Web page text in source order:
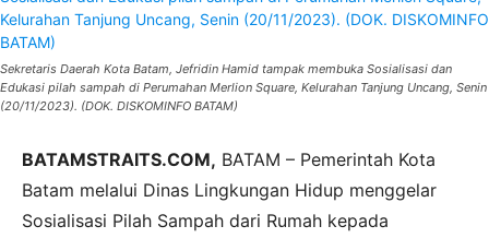
Sekretaris Daerah Kota Batam, Jefridin Hamid tampak membuka Sosialisasi dan
Edukasi pilah sampah di Perumahan Merlion Square, Kelurahan Tanjung Uncang, Senin
(20/11/2023). (DOK. DISKOMINFO BATAM)
BATAMSTRAITS.COM, BATAM – Pemerintah Kota
Batam melalui Dinas Lingkungan Hidup menggelar
Sosialisasi Pilah Sampah dari Rumah kepada